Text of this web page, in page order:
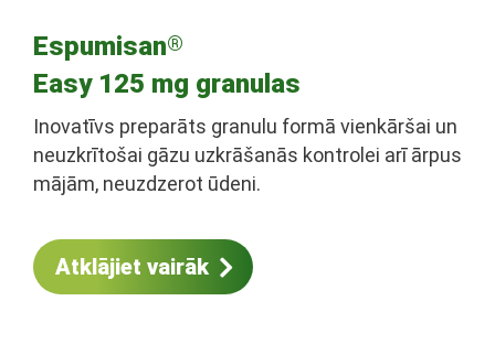
Espumisan®
Easy 125 mg granulas
Inovatīvs preparāts granulu formā vienkāršai un
neuzkrītošai gāzu uzkrāšanās kontrolei arī ārpus
mājām, neuzdzerot ūdeni.
Atklājiet vairāk